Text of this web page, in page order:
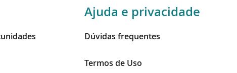
Ajuda e privacidade
Dúvidas frequentes
Termos de Uso